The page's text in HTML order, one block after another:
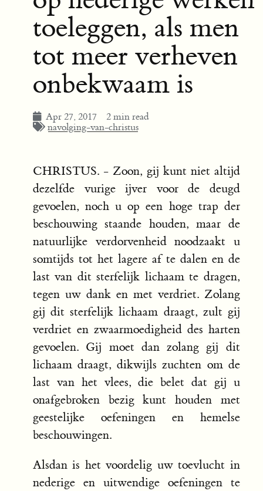
toeleggen, als men
tot meer verheven
onbekwaam is
Apr 27, 2017
2 min read
navolging-van-christus
CHRISTUS. - Zoon, gij kunt niet altijd
dezelfde vurige ijver voor de deugd
gevoelen, noch u op een hoge trap der
beschouwing staande houden, maar de
natuurlijke verdorvenheid noodzaakt u
somtijds tot het lagere af te dalen en de
last van dit sterfelijk lichaam te dragen,
tegen uw dank en met verdriet. Zolang
gij dit sterfelijk lichaam draagt, zult gij
verdriet en zwaarmoedigheid des harten
gevoelen. Gij moet dan zolang gij dit
lichaam draagt, dikwijls zuchten om de
last van het vlees, die belet dat gij u
onafgebroken bezig kunt houden met
geestelijke oefeningen en hemelse
beschouwingen.
Alsdan is het voordelig uw toevlucht in
nederige en uitwendige oefeningen te